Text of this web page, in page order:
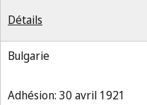
Détails
Bulgarie
Adhésion: 30 avril 1921